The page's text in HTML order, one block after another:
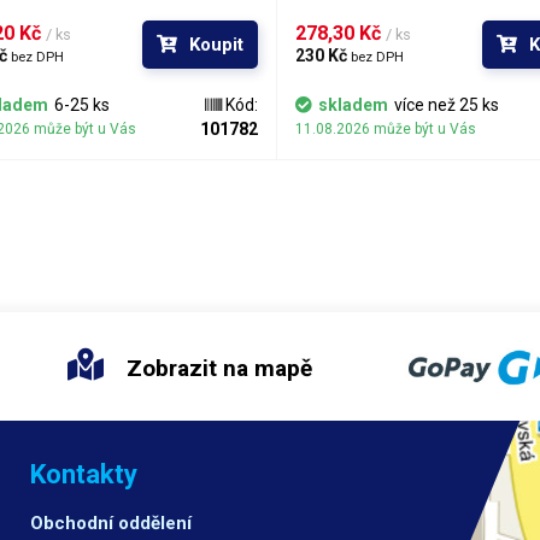
Kč / ks
bez DPH
Koupit
6-25 ks
může být u Vás
Kód:
101782
1/4". Díky použitému materiálu je
spojení velice pevné. Luer-Lock
po obvodu vybroušené drážky pro
snadnější instalaci.
278,30 Kč / ks
230 Kč bez DPH
skladem více než 25 ks
11.08.2026 může být u Vás
Zobrazit na mapě
Kontakty
Obchodní oddělení